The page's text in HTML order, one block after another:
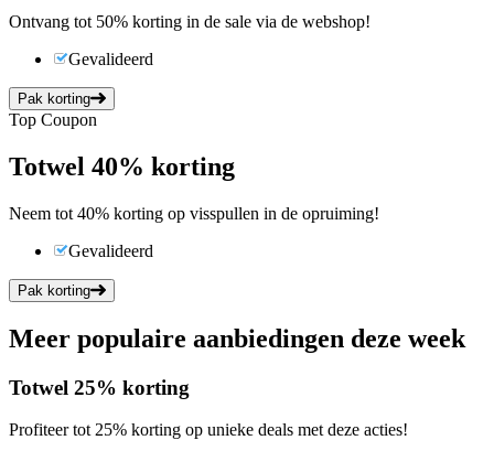
Ontvang tot 50% korting in de sale via de webshop!
Gevalideerd
Pak korting
Top Coupon
Totwel 40% korting
Neem tot 40% korting op visspullen in de opruiming!
Gevalideerd
Pak korting
Meer populaire aanbiedingen deze week
Totwel 25% korting
Profiteer tot 25% korting op unieke deals met deze acties!